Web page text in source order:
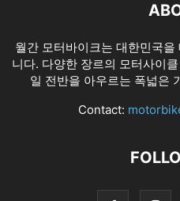
월간 모터바이크는 대한민국
니다. 다양한 장르의 모터사이
일 전반을 아우르는 폭넓은
Contact: